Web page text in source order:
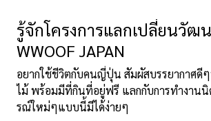
รู้จักโครงการแลกเปลี่ยนวัฒ
WWOOF JAPAN
อยากใช้ชีวิตกับคนญี่ปุ่น สัมผัสบรรยากาศดี
ไม้ พร้อมมีที่กินที่อยู่ฟรี แลกกับการทำงาน
รณ์ใหม่ๆแบบนี้มีได้ง่ายๆ